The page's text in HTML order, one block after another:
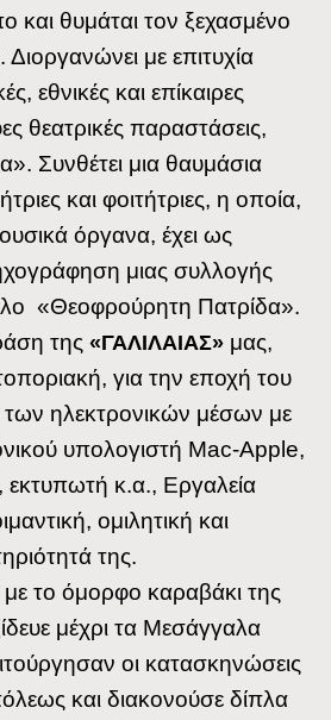
και θυμάται τον ξεχασμένο
με επιτυχία
εθνικές και επίκαιρες
θεατρικές παραστάσεις,
Συνθέτει μια θαυμάσια
και φοιτήτριες, η οποία,
όργανα, έχει ως
μιας συλλογής
«Θεοφρούρητη Πατρίδα».
της «ΓΑΛΙΛΑΙΑΣ» μας,
για την εποχή του
ηλεκτρονικών μέσων με
υπολογιστή Mac-Apple,
εκτυπωτή κ.α., Εργαλεία
ομιλητική και
της.
το όμορφο καραβάκι της
μέχρι τα Μεσάγγαλα
οι κατασκηνώσεις
και διακονούσε δίπλα